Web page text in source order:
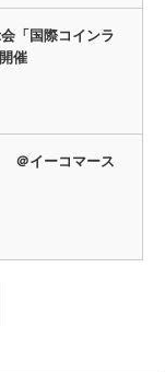
「国際コインラ
催
＠イーコマース